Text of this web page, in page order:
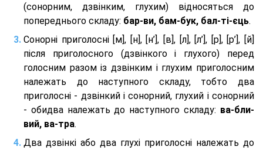
(сонорним, дзвінким, глухим) відносяться до
попереднього складу: бар-ви, бам-бук, бал-ті-єць.
Сонорні приголосні [м], [н], [н’], [в], [л], [л’], [р], [р’], [й]
після приголосного (дзвінкого і глухого) перед
голосним разом із дзвінким і глухим приголосним
належать до наступного складу, тобто два
приголосні - дзвінкий і сонорний, глухий і сонорний
- обидва належать до наступного складу: ва-бли-
вий, ва-тра.
Два дзвінкі або два глухі приголосні належать до